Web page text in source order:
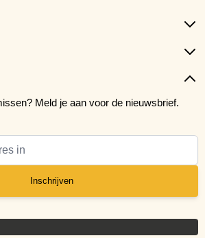
Meld je aan voor de nieuwsbrief.
Inschrijven